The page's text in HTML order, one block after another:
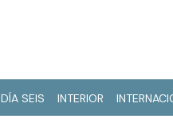
DÍA SEIS INTERIOR